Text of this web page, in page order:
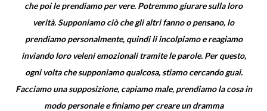
che poi le prendiamo per vere. Potremmo giurare sulla loro
verità. Supponiamo ciò che gli altri fanno o pensano, lo
prendiamo personalmente, quindi li incolpiamo e reagiamo
inviando loro veleni emozionali tramite le parole. Per questo,
ogni volta che supponiamo qualcosa, stiamo cercando guai.
Facciamo una supposizione, capiamo male, prendiamo la cosa in
modo personale e finiamo per creare un dramma